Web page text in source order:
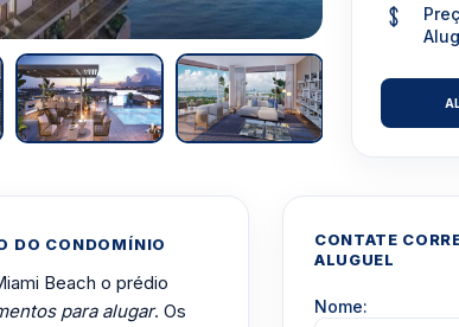
DO CONDOMÍNIO
Beach o prédio
para alugar. Os
CONTATE
ALUGUEL
Nome: